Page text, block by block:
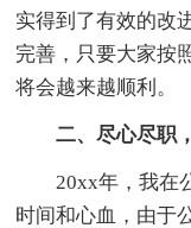
实得到了有效的改
完善，只要大家按
将会越来越顺利。
二、尽心尽职
20xx年，我在
时间和心血，由于